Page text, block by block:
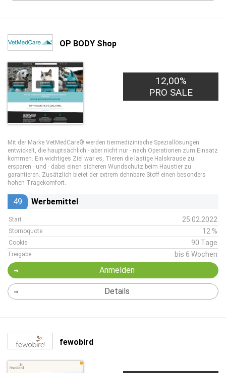
OP BODY Shop
12,00%
PRO SALE
Mit der Marke VetMedCare® werden tiermedizinische Speziallösungen
entwickelt, die hauptsächlich - aber nicht nur - nach Operationen zum Einsatz
kommen. Ein wichtiges Ziel war es, Tieren die lästige Halskrause zu
ersparen - und - dabei einen sicheren Wundschutz beim Haustier zu
garantieren. Zusätzlich bietet der extrem dehnbare Stoff einen besonders
hohen Tragekomfort.
49 Werbemittel
Start 25.02.2022
Stornoquote 12 %
Cookie 90 Tage
Freigabe bis 6 Wochen
Anmelden
Details
fewobird